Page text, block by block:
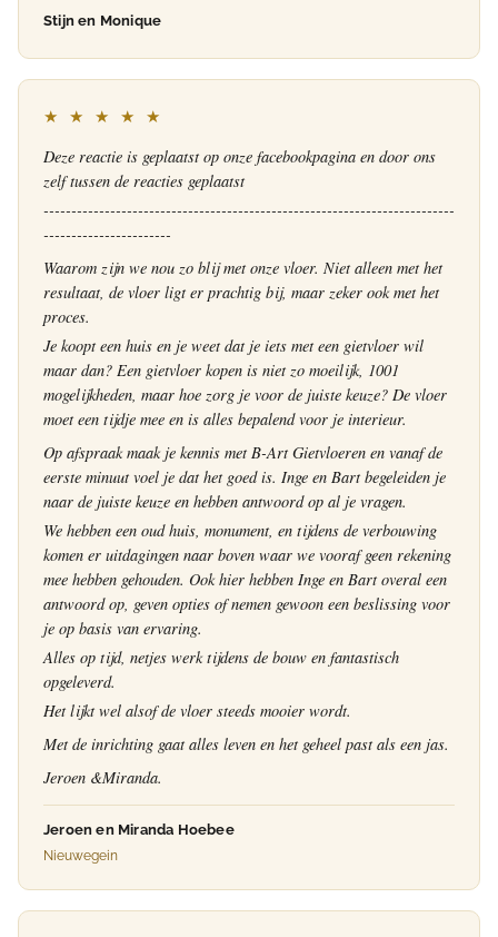
Stijn en Monique
★ ★ ★ ★ ★
Deze reactie is geplaatst op onze facebookpagina en door ons
zelf tussen de reacties geplaatst
--------------------------------------------------------------------------
-----------------------
Waarom zijn we nou zo blij met onze vloer. Niet alleen met het
resultaat, de vloer ligt er prachtig bij, maar zeker ook met het
proces.
Je koopt een huis en je weet dat je iets met een gietvloer wil
maar dan? Een gietvloer kopen is niet zo moeilijk, 1001
mogelijkheden, maar hoe zorg je voor de juiste keuze? De vloer
moet een tijdje mee en is alles bepalend voor je interieur.
Op afspraak maak je kennis met B-Art Gietvloeren en vanaf de
eerste minuut voel je dat het goed is. Inge en Bart begeleiden je
naar de juiste keuze en hebben antwoord op al je vragen.
We hebben een oud huis, monument, en tijdens de verbouwing
komen er uitdagingen naar boven waar we vooraf geen rekening
mee hebben gehouden. Ook hier hebben Inge en Bart overal een
antwoord op, geven opties of nemen gewoon een beslissing voor
je op basis van ervaring.
Alles op tijd, netjes werk tijdens de bouw en fantastisch
opgeleverd.
Het lijkt wel alsof de vloer steeds mooier wordt.
Met de inrichting gaat alles leven en het geheel past als een jas.
Jeroen &Miranda.
Jeroen en Miranda Hoebee
Nieuwegein